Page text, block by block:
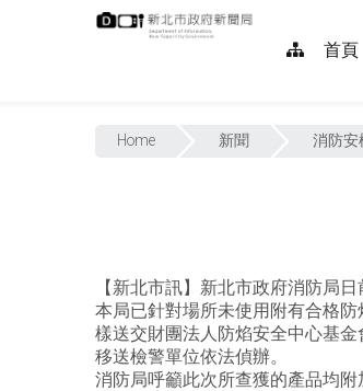
首頁
Home 新聞 消防安
【新北市訊】新北市政府消防局
本局已針對場所未使用附有合格
樣送交財團法人防焰安全中心基
移送檢警單位依法偵辦。
消防局呼籲此次所查獲的產品均